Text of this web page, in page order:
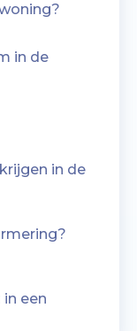
in de
in de
een